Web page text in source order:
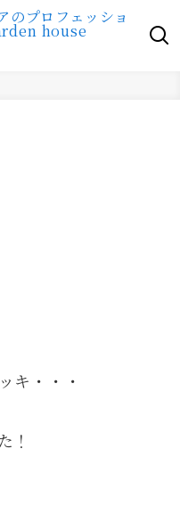
キ・・・
！